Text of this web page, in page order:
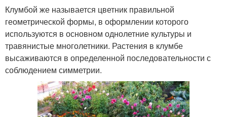
Клумбой же называется цветник правильной
геометрической формы, в оформлении которого
используются в основном однолетние культуры и
травянистые многолетники. Растения в клумбе
высаживаются в определенной последовательности с
соблюдением симметрии.